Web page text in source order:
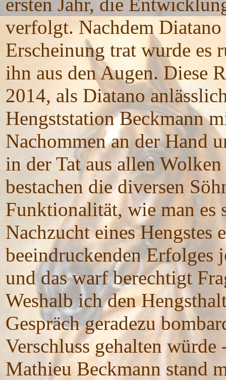
verfolgt. Nachdem
Erscheinung trat wurde es
ihn aus den Augen. Diese
2014, als Diatano
Hengststation Beckmann
Nachommen an der Hand
in der Tat aus allen
bestachen die diversen
Funktionalität, wie man es
Nachzucht eines Hengstes
beeindruckenden Erfolges
und das warf berechtigt
Weshalb ich den
Gespräch geradezu
Verschluss gehalten würde
Mathieu Beckmann stand